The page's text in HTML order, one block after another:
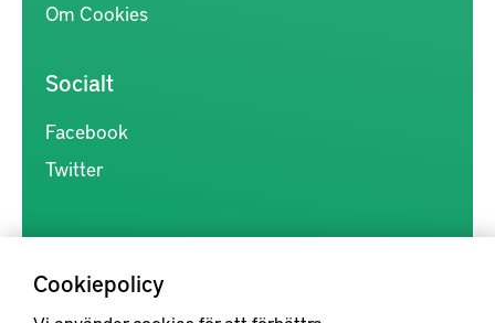
Cookiepolicy
Om Cookies
Socialt
Facebook
Twitter